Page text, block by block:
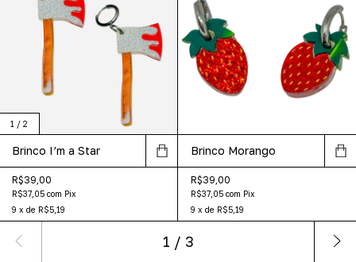
1 / 2
Brinco I’m a Star
R$39,00
R$37,05 com Pix
9 x de R$5,19
Brinco Morango
R$39,00
R$37,05 com Pix
9 x de R$5,19
1 / 3